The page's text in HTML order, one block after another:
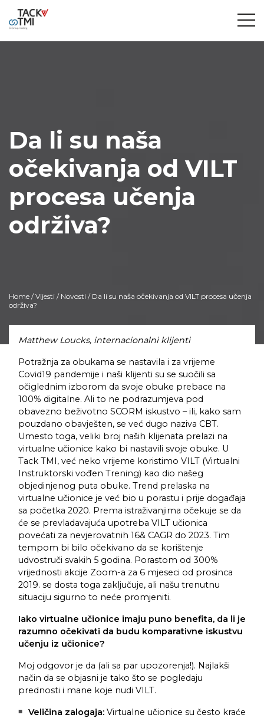
Da li su naša
očekivanja od VILT
procesa učenja
održiva?
Home /Vijesti / Novosti / Da li su naša očekivanja od VILT procesa učenja
održiva?
Matthew Loucks, internacionalni klijenti
Potražnja za obukama se nastavila i za vrijeme
Covid19 pandemije i naši klijenti su se suočili sa
očiglednim izborom da svoje obuke prebace na
100% digitalne. Ali to ne podrazumjeva pod
obavezno beživotno SCORM iskustvo – ili, kako sam
pouzdano obavješten, se već dugo naziva CBT.
Umesto toga, veliki broj naših klijenata prelazi na
virtualne učionice kako bi nastavili svoje obuke. U
Tack TMI, već neko vrijeme koristimo VILT (Virtualni
Instruktorski vođen Trening) kao dio našeg
objedinjenog puta obuke. Trend prelaska na
virtualne učionice je već bio u porastu i prije događaja
sa početka 2020. Prema istraživanjima očekuje se da
će se prevladavajuća upotreba VILT učionica
povećati za nevjerovatnih 16& CAGR do 2023. Tim
tempom bi bilo očekivano da se korištenje
udvostruči svakih 5 godina. Porastom od 300%
vrijednosti akcije Zoom-a za 6 mjeseci od prosinca
2019. se dosta toga zaključuje, ali našu trenutnu
situaciju sigurno to neće promjeniti.
Iako virtualne učionice imaju puno benefita, da li je
razumno očekivati da budu komparativne iskustvu
učenju iz učionice?
Moj odgovor je da (ali sa par upozorenja!). Najlakši
način da se objasni je tako što se pogledaju
prednosti i mane koje nudi VILT.
Veličina zalogaja: Virtualne učionice su često kraće